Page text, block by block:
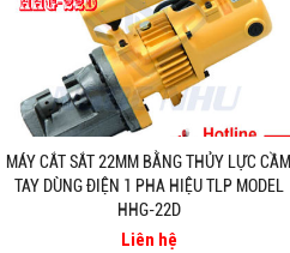
MÁY CẮT SẮT 22MM BẰNG THỦY LỰC CẦM
TAY DÙNG ĐIỆN 1 PHA HIỆU TLP MODEL
HHG-22D
Liên hệ